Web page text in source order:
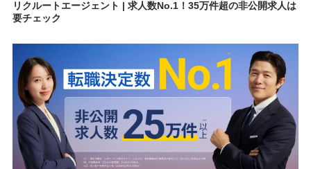
リクルートエージェント | 求人数No.1！35万件超の非公開求人は
要チェック